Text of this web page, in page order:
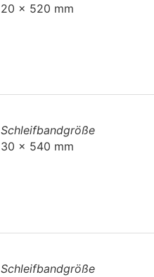
20 x 520 mm
Schleifbandgröße
30 x 540 mm
Schleifbandgröße